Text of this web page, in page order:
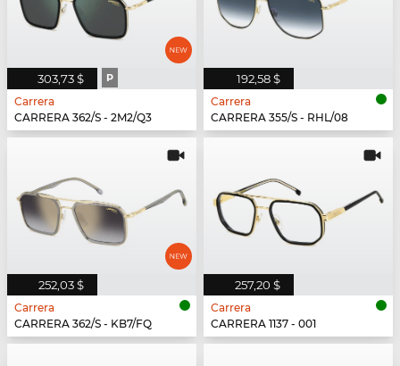
303,73 $ P
Carrera
CARRERA 362/S - 2M2/Q3
192,58 $
Carrera
CARRERA 355/S - RHL/08
252,03 $
Carrera
CARRERA 362/S - KB7/FQ
257,20 $
Carrera
CARRERA 1137 - 001